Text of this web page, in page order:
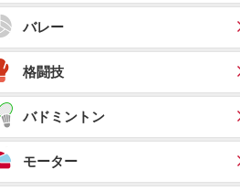
バレー
格闘技
バドミントン
モーター